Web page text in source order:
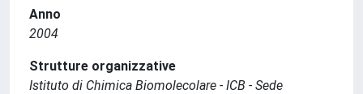
Anno
2004
Strutture organizzative
Istituto di Chimica Biomolecolare - ICB - Sede